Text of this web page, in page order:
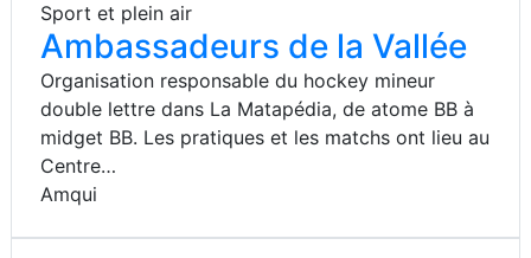
Sport et plein air
Ambassadeurs de la Vallée
Organisation responsable du hockey mineur
double lettre dans La Matapédia, de atome BB à
midget BB. Les pratiques et les matchs ont lieu au
Centre…
Amqui